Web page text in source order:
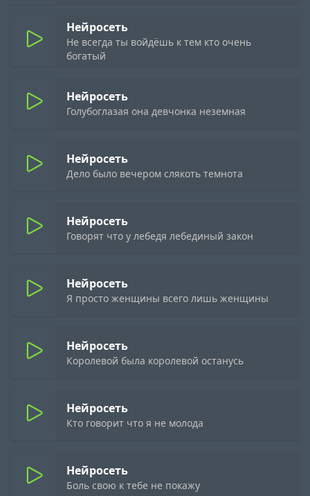
Нейросеть
Не всегда ты войдёшь к тем кто очень
богатый
Нейросеть
Голубоглазая она девчонка неземная
Нейросеть
Дело было вечером слякоть темнота
Нейросеть
Говорят что у лебедя лебединый закон
Нейросеть
Я просто женщины всего лишь женщины
Нейросеть
Королевой была королевой останусь
Нейросеть
Кто говорит что я не молода
Нейросеть
Боль свою к тебе не покажу